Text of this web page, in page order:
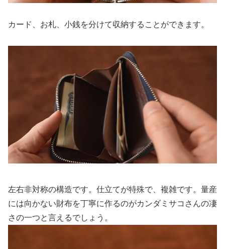
カード、お札、小銭を分けて収納することができます。
左右非対称の構造です。仕立てが特殊で、複雑です。量産
には向かない財布を丁寧に作るのがカンダミサコさんの凄
さの一つと言えるでしょう。